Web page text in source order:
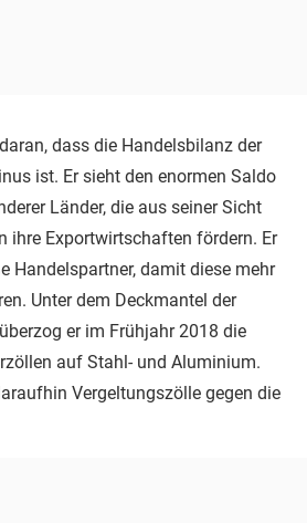
dass die Handelsbilanz der
ist. Er sieht den enormen Saldo
Länder, die aus seiner Sicht
ihre Exportwirtschaften fördern. Er
Handelspartner, damit diese mehr
Unter dem Deckmantel der
er im Frühjahr 2018 die
auf Stahl- und Aluminium.
Vergeltungszölle gegen die